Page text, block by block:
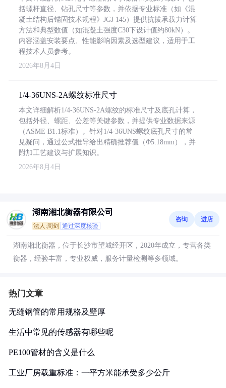
括螺杆直径、钻孔尺寸等参数，并依据专业标准（如《混
凝土结构后锚固技术规程》JGJ 145）提供抗拔承载力计算
方法和典型数值（如混凝土强度C30下设计值约80kN）。
内容涵盖安装要点、性能影响因素及选型建议，适用于工
程技术人员参考。
2026年8月4日
1/4-36UNS-2A螺纹标准尺寸
本文详细解析1/4-36UNS-2A螺纹的标准尺寸及底孔计算，
包括外径、螺距、公差等关键参数，并提供专业数据来源
（ASME B1.1标准）。针对1/4-36UNS螺纹底孔尺寸的常
见疑问，通过公式推导给出精确推荐值（Φ5.18mm），并
附加工艺建议与扩展知识。
2026年8月4日
湖南湘北衡器有限公司
法人:周剑 通过深度核验
咨询 进店
湖南湘北衡器，位于长沙市望城经开区，2020年成立，专营各类
衡器，经验丰富，专业权威，服务计量检测等多领域。
热门文章
无缝钢管的常用规格及壁厚
生活中常见的传感器有哪些呢
PE100管材的含义是什么
工业厂房载重标准：一平方米能承受多少公斤